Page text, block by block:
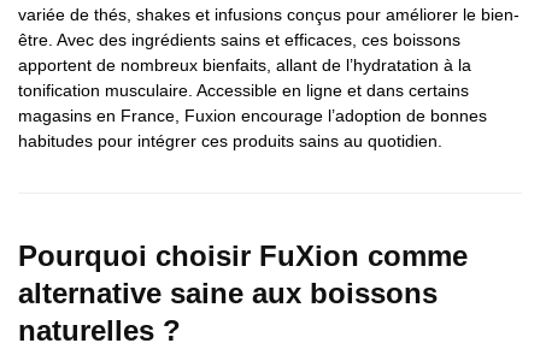
variée de thés, shakes et infusions conçus pour améliorer le bien-
être. Avec des ingrédients sains et efficaces, ces boissons
apportent de nombreux bienfaits, allant de l’hydratation à la
tonification musculaire. Accessible en ligne et dans certains
magasins en France, Fuxion encourage l’adoption de bonnes
habitudes pour intégrer ces produits sains au quotidien.
Pourquoi choisir FuXion comme
alternative saine aux boissons
naturelles ?